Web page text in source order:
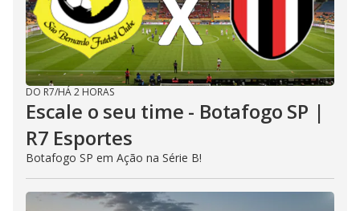
DO R7/HÁ 2 HORAS
Escale o seu time - Botafogo SP |
R7 Esportes
Botafogo SP em Ação na Série B!